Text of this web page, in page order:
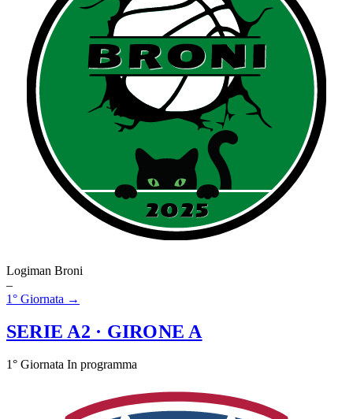
Logiman Broni
–
1° Giornata →
SERIE A2 · GIRONE A
1° Giornata In programma